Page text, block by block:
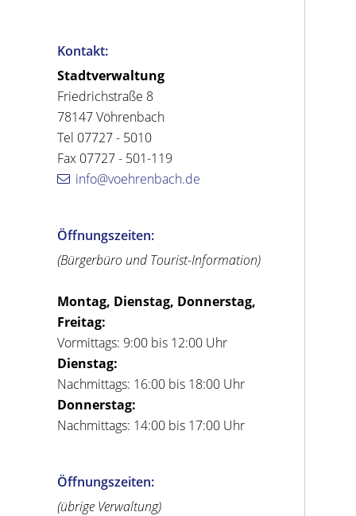
Kontakt:
Stadtverwaltung
Friedrichstraße 8
78147 Vöhrenbach
Tel 07727 - 5010
Fax 07727 - 501-119
info@voehrenbach.de
Öffnungszeiten:
(Bürgerbüro und Tourist-Information)
Montag, Dienstag, Donnerstag,
Freitag:
Vormittags: 9:00 bis 12:00 Uhr
Dienstag:
Nachmittags: 16:00 bis 18:00 Uhr
Donnerstag:
Nachmittags: 14:00 bis 17:00 Uhr
Öffnungszeiten:
(übrige Verwaltung)